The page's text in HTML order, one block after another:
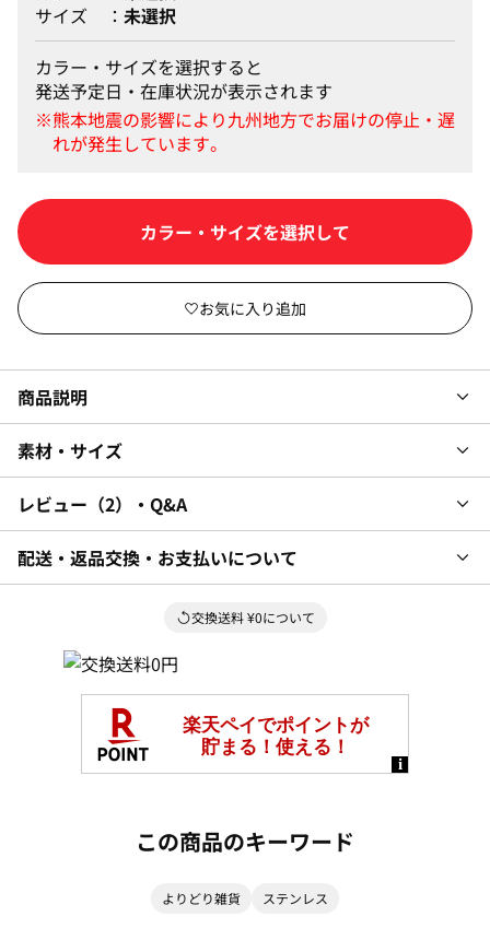
サイズ
未選択
カラー・サイズを選択すると
発送予定日・在庫状況が表示されます
カラー・サイズを選択して
商品説明
素材・サイズ
レビュー 2 ・Q&A
配送・返品交換・お支払いについて
交換送料 ¥0について
この商品のキーワード
よりどり雑貨 ステンレス